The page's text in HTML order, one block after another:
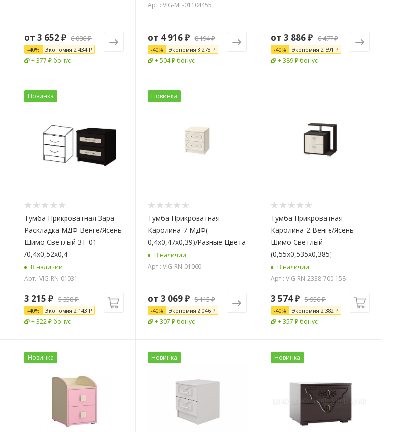
от3 652 ₽ 6 086 ₽
-40% Экономия2 434 ₽
+ 377 ₽ бонус
Арт.: VIG-MF-01104455
от 4 916 ₽ 8 194 ₽
-40% Экономия 3 278 ₽
+ 504 ₽ бонус
от 3 886 ₽ 6 477 ₽
-40% Экономия 2 591 ₽
+ 389 ₽ бонус
Новинка
Тумба Прикроватная Зара
Раскладка МДФ Венге/Ясень
Шимо Светлый ЗТ-01
/0,4х0,52х0,4
В наличии
Арт.: VIG-RN-01031
3 215 ₽ 5 358₽
-40% Экономия 2 143 ₽
+ 322 ₽ бонус
Новинка
Тумба Прикроватная
Каролина-7 МДФ(
0,4х0,47х0,39)/Разные Цвета
В наличии
Арт.: VIG-RN-01060
от 3 069 ₽ 5 115 ₽
-40% Экономия 2 046 ₽
+ 307 ₽ бонус
Тумба Прикроватная
Каролина-2 Венге/Ясень
Шимо Светлый
(0,55х0,535х0,385)
В наличии
Арт.: VIG-RN-2338-700-158
3 574₽ 5 956₽
-40% Экономия 2 382₽
+ 357 ₽ бонус
Новинка Новинка Новинка